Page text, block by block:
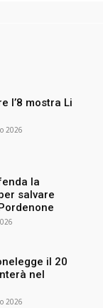
l’8 mostra Li
2026
la
salvare
il 20
nel
2026